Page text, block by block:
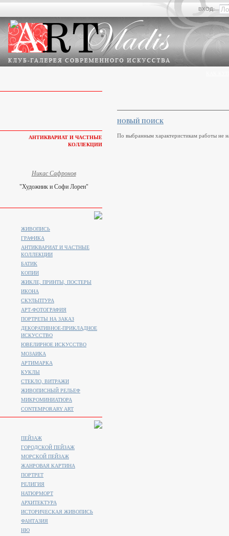
ВХОД:
НОВЫЙ ПОИСК
По выбранным характеристикам работы не
АНТИКВАРИАТ И ЧАСТНЫЕ
КОЛЛЕКЦИИ
Никас Сафронов
"Художник и Софи Лорен"
ЖИВОПИСЬ
ГРАФИКА
АНТИКВАРИАТ И ЧАСТНЫЕ
КОЛЛЕКЦИИ
БАТИК
КОПИИ
ЖИКЛЕ, ПРИНТЫ, ПОСТЕРЫ
ИКОНА
СКУЛЬПТУРА
АРТ-ФОТОГРАФИЯ
ПОРТРЕТЫ НА ЗАКАЗ
ДЕКОРАТИВНОЕ-ПРИКЛАДНОЕ
ИСКУССТВО
ЮВЕЛИРНОЕ ИСКУССТВО
МОЗАИКА
АРТИМАРКА
КУКЛЫ
СТЕКЛО, ВИТРАЖИ
ЖИВОПИСНЫЙ РЕЛЬЕФ
МИКРОМИНИАТЮРА
CONTEMPORARY ART
ПЕЙЗАЖ
ГОРОДСКОЙ ПЕЙЗАЖ
МОРСКОЙ ПЕЙЗАЖ
ЖАНРОВАЯ КАРТИНА
ПОРТРЕТ
РЕЛИГИЯ
НАТЮРМОРТ
АРХИТЕКТУРА
ИСТОРИЧЕСКАЯ ЖИВОПИСЬ
ФАНТАЗИЯ
НЮ